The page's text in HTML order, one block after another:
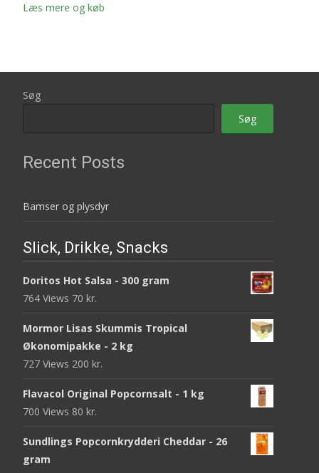
Læs mere og køb
Søg
Søg
Recent Posts
Bamser og plysdyr
Slick, Drikke, Snacks
Doritos Hot Salsa - 300 gram
764 Views 70 kr.
Mormor Lisas Skummis Tropical
Økonomipakke - 2 kg
727 Views 200 kr.
Flavacol Original Popcornsalt - 1 kg
700 Views 80 kr.
Sundlings Popcornkrydderi Cheddar - 26
gram